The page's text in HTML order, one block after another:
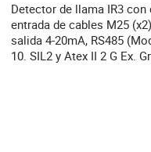
Detector de llama IR3
entrada de cables M25
salida 4-20mA, RS485
10. SIL2 y Atex II 2 G Ex.